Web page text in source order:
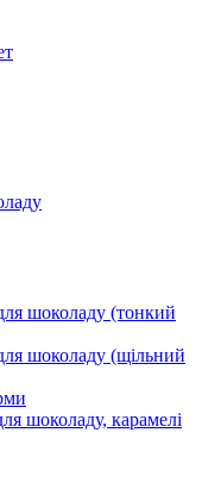
шоколаду (тонкий
шоколаду (щільний
шоколаду, карамелі